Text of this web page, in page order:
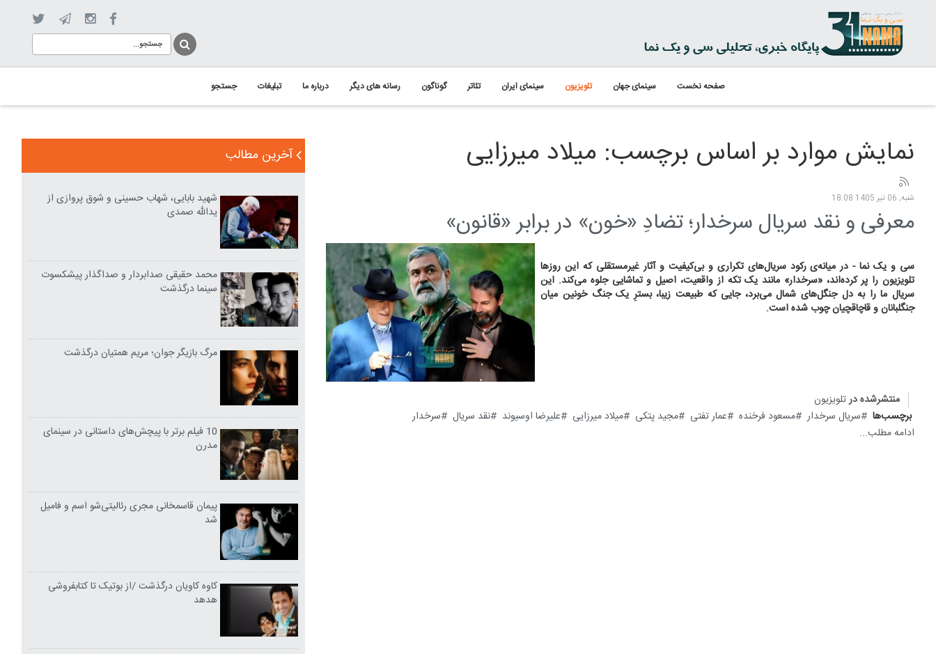
صفحه نخست سینمای جهان تلویزیون سینمای ایران تئاتر گوناگون رسانه های دیگر درباره ما تبلیغات جستجو
نمایش موارد بر اساس برچسب: میلاد میرزایی
شنبه, 06 تیر 1405 18:08
معرفی و نقد سریال سرخدار؛ تضادِ «خون» در برابر «قانون»
سی و یک نما - در میانه‌ی رکود سریال‌های تکراری و بی‌کیفیت و آثار غیرمستقلی که این روزها
تلویزیون را پر کرده‌اند، «سرخدار» مانند یک تکه از واقعیت، اصیل و تماشایی جلوه می‌کند. این
سریال ما را به دل جنگل‌های شمال می‌برد، جایی که طبیعت زیبا، بسترِ یک جنگ خونین میان
جنگلبانان و قاچاقچیان چوب شده است.
منتشرشده درتلویزیون
برچسب‌ها
سریال سرخدار مسعود فرخنده عمار تفتی مجید پتکی میلاد میرزایی علیرضا اوسیوند نقد سریال
سرخدار
ادامه مطلب...
آخرین مطالب
شهید بابایی، شهاب حسینی و شوق پروازی از
یدالله صمدی
محمد حقیقی صدابردار و صداگذار پیشکسوت
سینما درگذشت
مرگ بازیگر جوان؛ مریم همتیان درگذشت
10 فیلم برتر با پیچش‌های داستانی در سینمای
مدرن
پیمان قاسمخانی مجری رئالیتی‌شو اسم و فامیل
شد
کاوه کاویان درگذشت /از بوتیک تا کتابفروشی
هدهد